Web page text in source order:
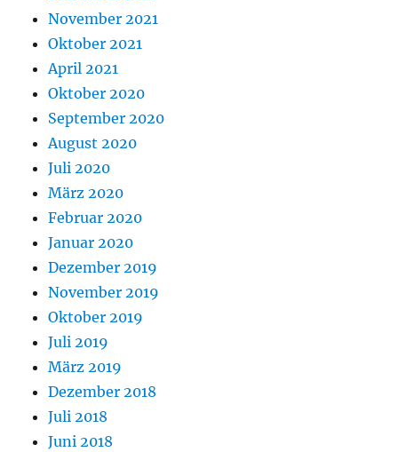
November 2021
Oktober 2021
April 2021
Oktober 2020
September 2020
August 2020
Juli 2020
März 2020
Februar 2020
Januar 2020
Dezember 2019
November 2019
Oktober 2019
Juli 2019
März 2019
Dezember 2018
Juli 2018
Juni 2018